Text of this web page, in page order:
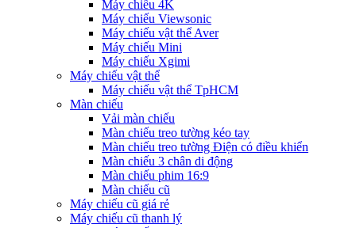
Máy chiếu 4K
Máy chiếu Viewsonic
Máy chiếu vật thể Aver
Máy chiếu Mini
Máy chiếu Xgimi
Máy chiếu vật thể
Máy chiếu vật thể TpHCM
Màn chiếu
Vải màn chiếu
Màn chiếu treo tường kéo tay
Màn chiếu treo tường Điện có điều khiển
Màn chiếu 3 chân di động
Màn chiếu phim 16:9
Màn chiếu cũ
Máy chiếu cũ giá rẻ
Máy chiếu cũ thanh lý